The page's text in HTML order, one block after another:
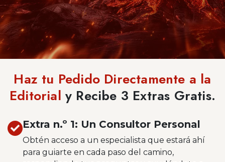
Haz tu Pedido Directamente a la
Editorial y Recibe 3 Extras Gratis.
Extra n.º 1: Un Consultor Personal
Obtén acceso a un especialista que estará ahí
para guiarte en cada paso del camino,